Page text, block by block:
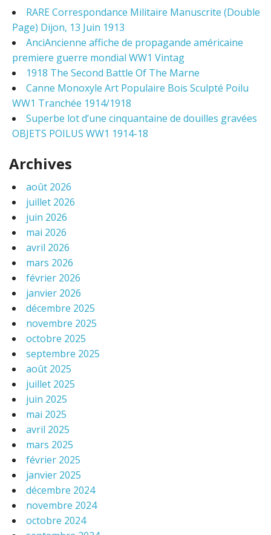
h
o
RARE Correspondance Militaire Manuscrite (Double
Page) Dijon, 13 Juin 1913
AnciAncienne affiche de propagande américaine
premiere guerre mondial WW1 Vintag
1918 The Second Battle Of The Marne
Canne Monoxyle Art Populaire Bois Sculpté Poilu
WW1 Tranchée 1914/1918
Superbe lot d’une cinquantaine de douilles gravées
OBJETS POILUS WW1 1914-18
Archives
août 2026
juillet 2026
juin 2026
mai 2026
avril 2026
mars 2026
février 2026
janvier 2026
décembre 2025
novembre 2025
octobre 2025
septembre 2025
août 2025
juillet 2025
juin 2025
mai 2025
avril 2025
mars 2025
février 2025
janvier 2025
décembre 2024
novembre 2024
octobre 2024